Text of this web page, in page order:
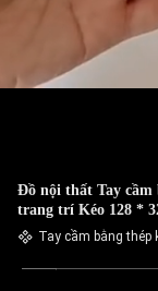
Đồ nội thất Tay cầm
trang trí Kéo 128 *
Tay cầm bằng thép